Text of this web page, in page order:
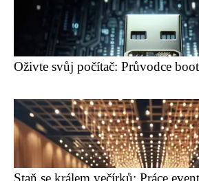
Oživte svůj počítač: Průvodce
Staň se králem večírků: Práce